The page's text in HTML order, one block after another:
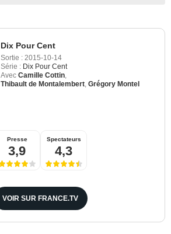
Dix Pour Cent
Sortie : 2015-10-14
Série : Dix Pour Cent
Avec Camille Cottin
Thibault de Montalembert Grégory Montel
Presse
3,9
Spectateurs
4,3
VOIR SUR FRANCE.TV